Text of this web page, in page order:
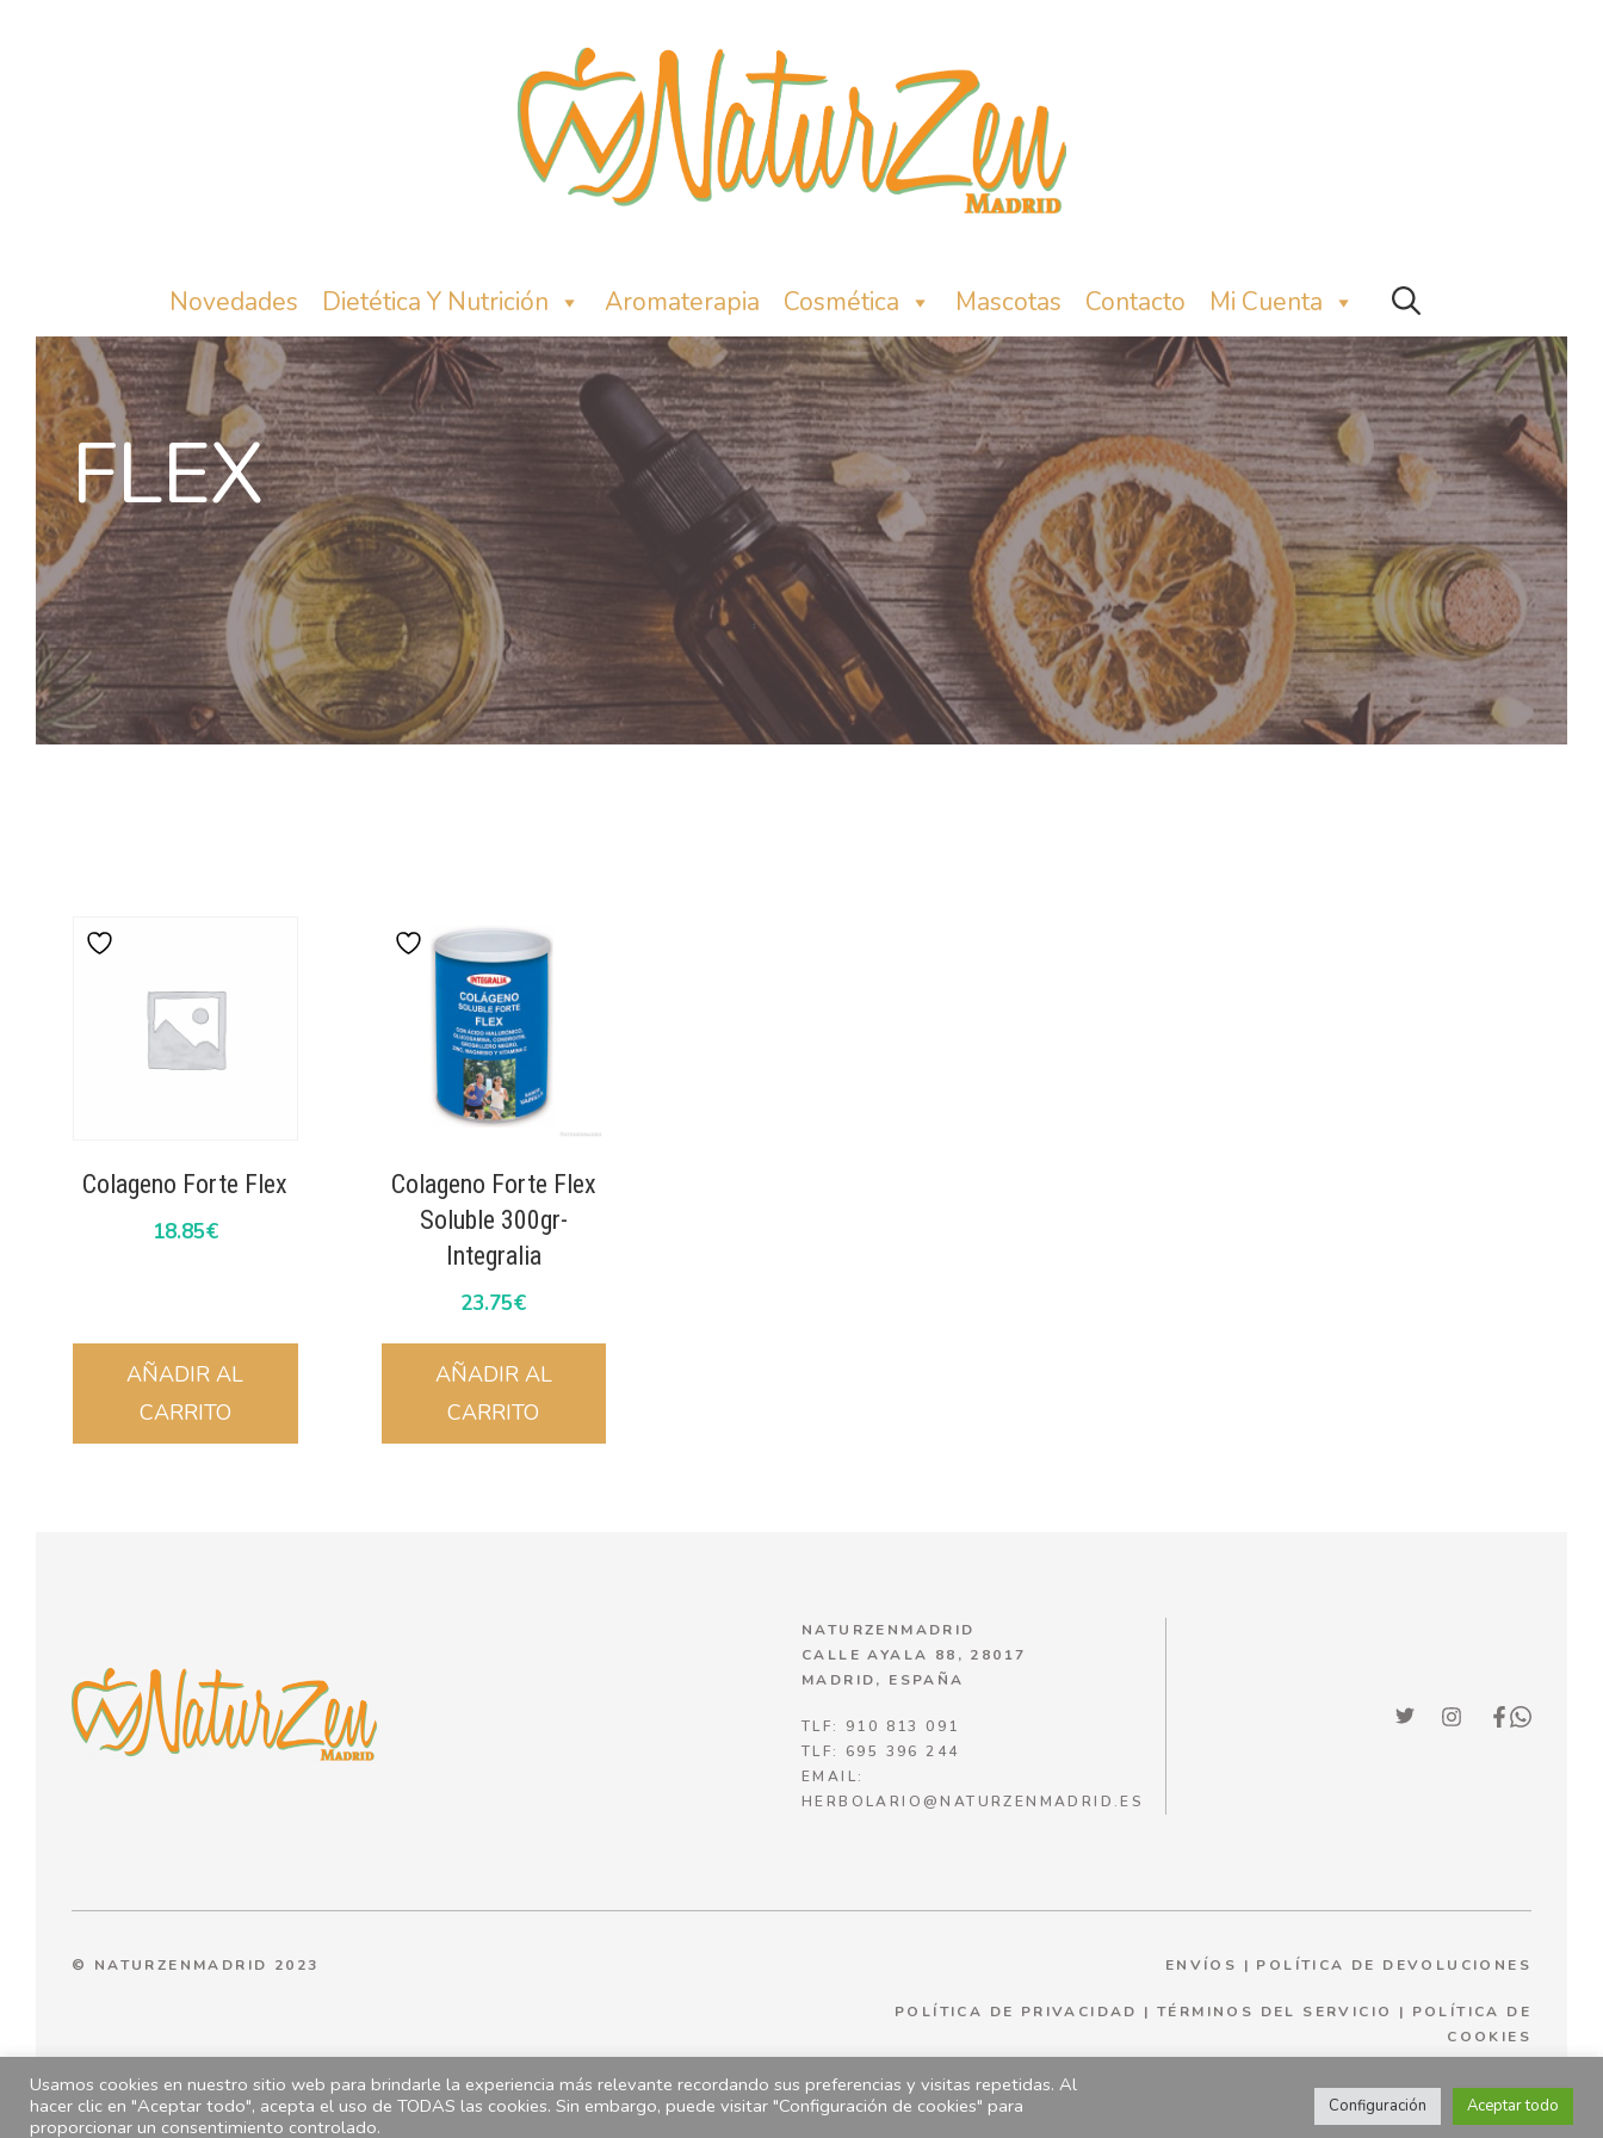
Novedades Dietética Y Nutrición Aromaterapia Cosmética Mascotas Contacto Mi Cuenta
FLEX
Colageno Forte Flex
18.85€
AÑADIR AL
CARRITO
Colageno Forte Flex
Soluble 300gr-
Integralia
23.75€
AÑADIR AL
CARRITO
NATURZENMADRID
CALLE AYALA 88, 28017
MADRID, ESPAÑA
TLF: 910 813 091
TLF: 695 396 244
EMAIL:
HERBOLARIO@NATURZENMADRID.ES
© NATURZENMADRID 2023 ENVÍOS | POLÍTICA DE DEVOLUCIONES
POLÍTICA DE PRIVACIDAD | TÉRMINOS DEL SERVICIO | POLÍTICA DE
COOKIES
Usamos cookies en nuestro sitio web para brindarle la experiencia más relevante recordando sus preferencias y visitas repetidas. Al
hacer clic en "Aceptar todo", acepta el uso de TODAS las cookies. Sin embargo, puede visitar "Configuración de cookies" para
proporcionar un consentimiento controlado.
Configuración Aceptar todo